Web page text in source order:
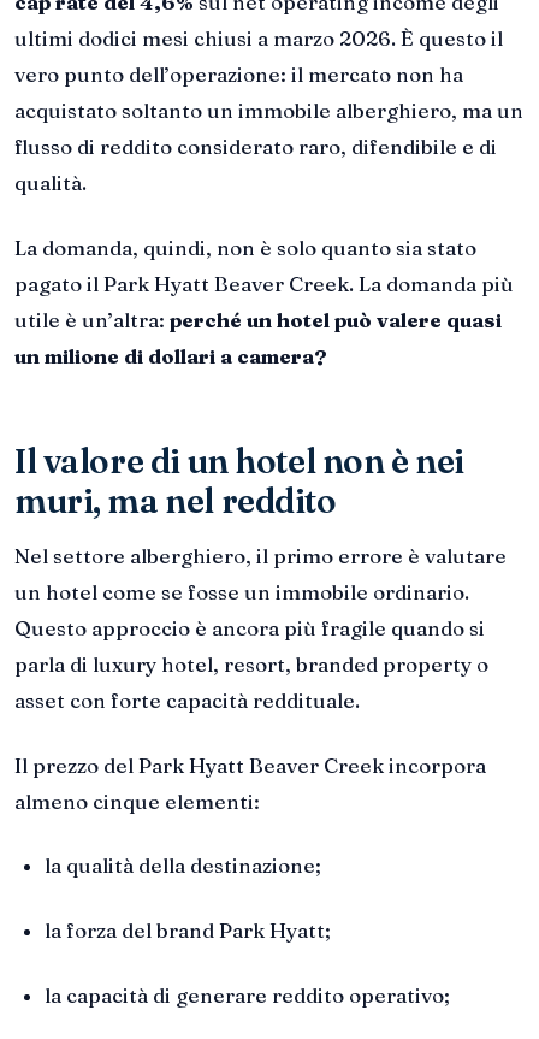
ultimi dodici mesi chiusi a marzo 2026. È questo il
vero punto dell’operazione: il mercato non ha
acquistato soltanto un immobile alberghiero, ma un
flusso di reddito considerato raro, difendibile e di
qualità.
La domanda, quindi, non è solo quanto sia stato
pagato il Park Hyatt Beaver Creek. La domanda più
utile è un’altra: perché un hotel può valere quasi
un milione di dollari a camera?
Il valore di un hotel non è nei
muri, ma nel reddito
Nel settore alberghiero, il primo errore è valutare
un hotel come se fosse un immobile ordinario.
Questo approccio è ancora più fragile quando si
parla di luxury hotel, resort, branded property o
asset con forte capacità reddituale.
Il prezzo del Park Hyatt Beaver Creek incorpora
almeno cinque elementi:
la qualità della destinazione;
la forza del brand Park Hyatt;
la capacità di generare reddito operativo;